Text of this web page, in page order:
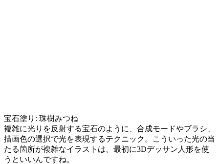
宝石塗り: 珠樹みつね
複雑に光りを反射する宝石のように、合成モードやブラシ、
描画色の選択で光を表現するテクニック。こういった光の当
たる箇所が複雑なイラストは、最初に3Dデッサン人形を使
うといいんですね。